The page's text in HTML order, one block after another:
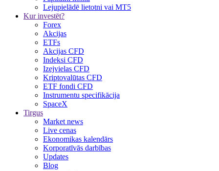
Lejupielādē lietotni vai MT5
Kur investēt?
Forex
Akcijas
ETFs
Akcijas CFD
Indeksi CFD
Izejvielas CFD
Kriptovalūtas CFD
ETF fondi CFD
Instrumentu specifikācija
SpaceX
Tirgus
Market news
Live cenas
Ekonomikas kalendārs
Korporatīvās darbības
Updates
Blog